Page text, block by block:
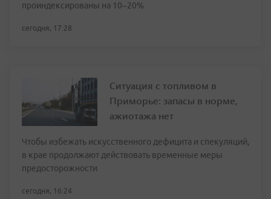
проиндексированы на 10–20%
сегодня, 17:28
Ситуация с топливом в
Приморье: запасы в норме,
ажиотажа нет
Чтобы избежать искусственного дефицита и спекуляций,
в крае продолжают действовать временные меры
предосторожности
сегодня, 16:24